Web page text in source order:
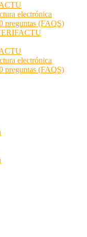
electrónica
preguntas (FAQS)
electrónica
preguntas (FAQS)